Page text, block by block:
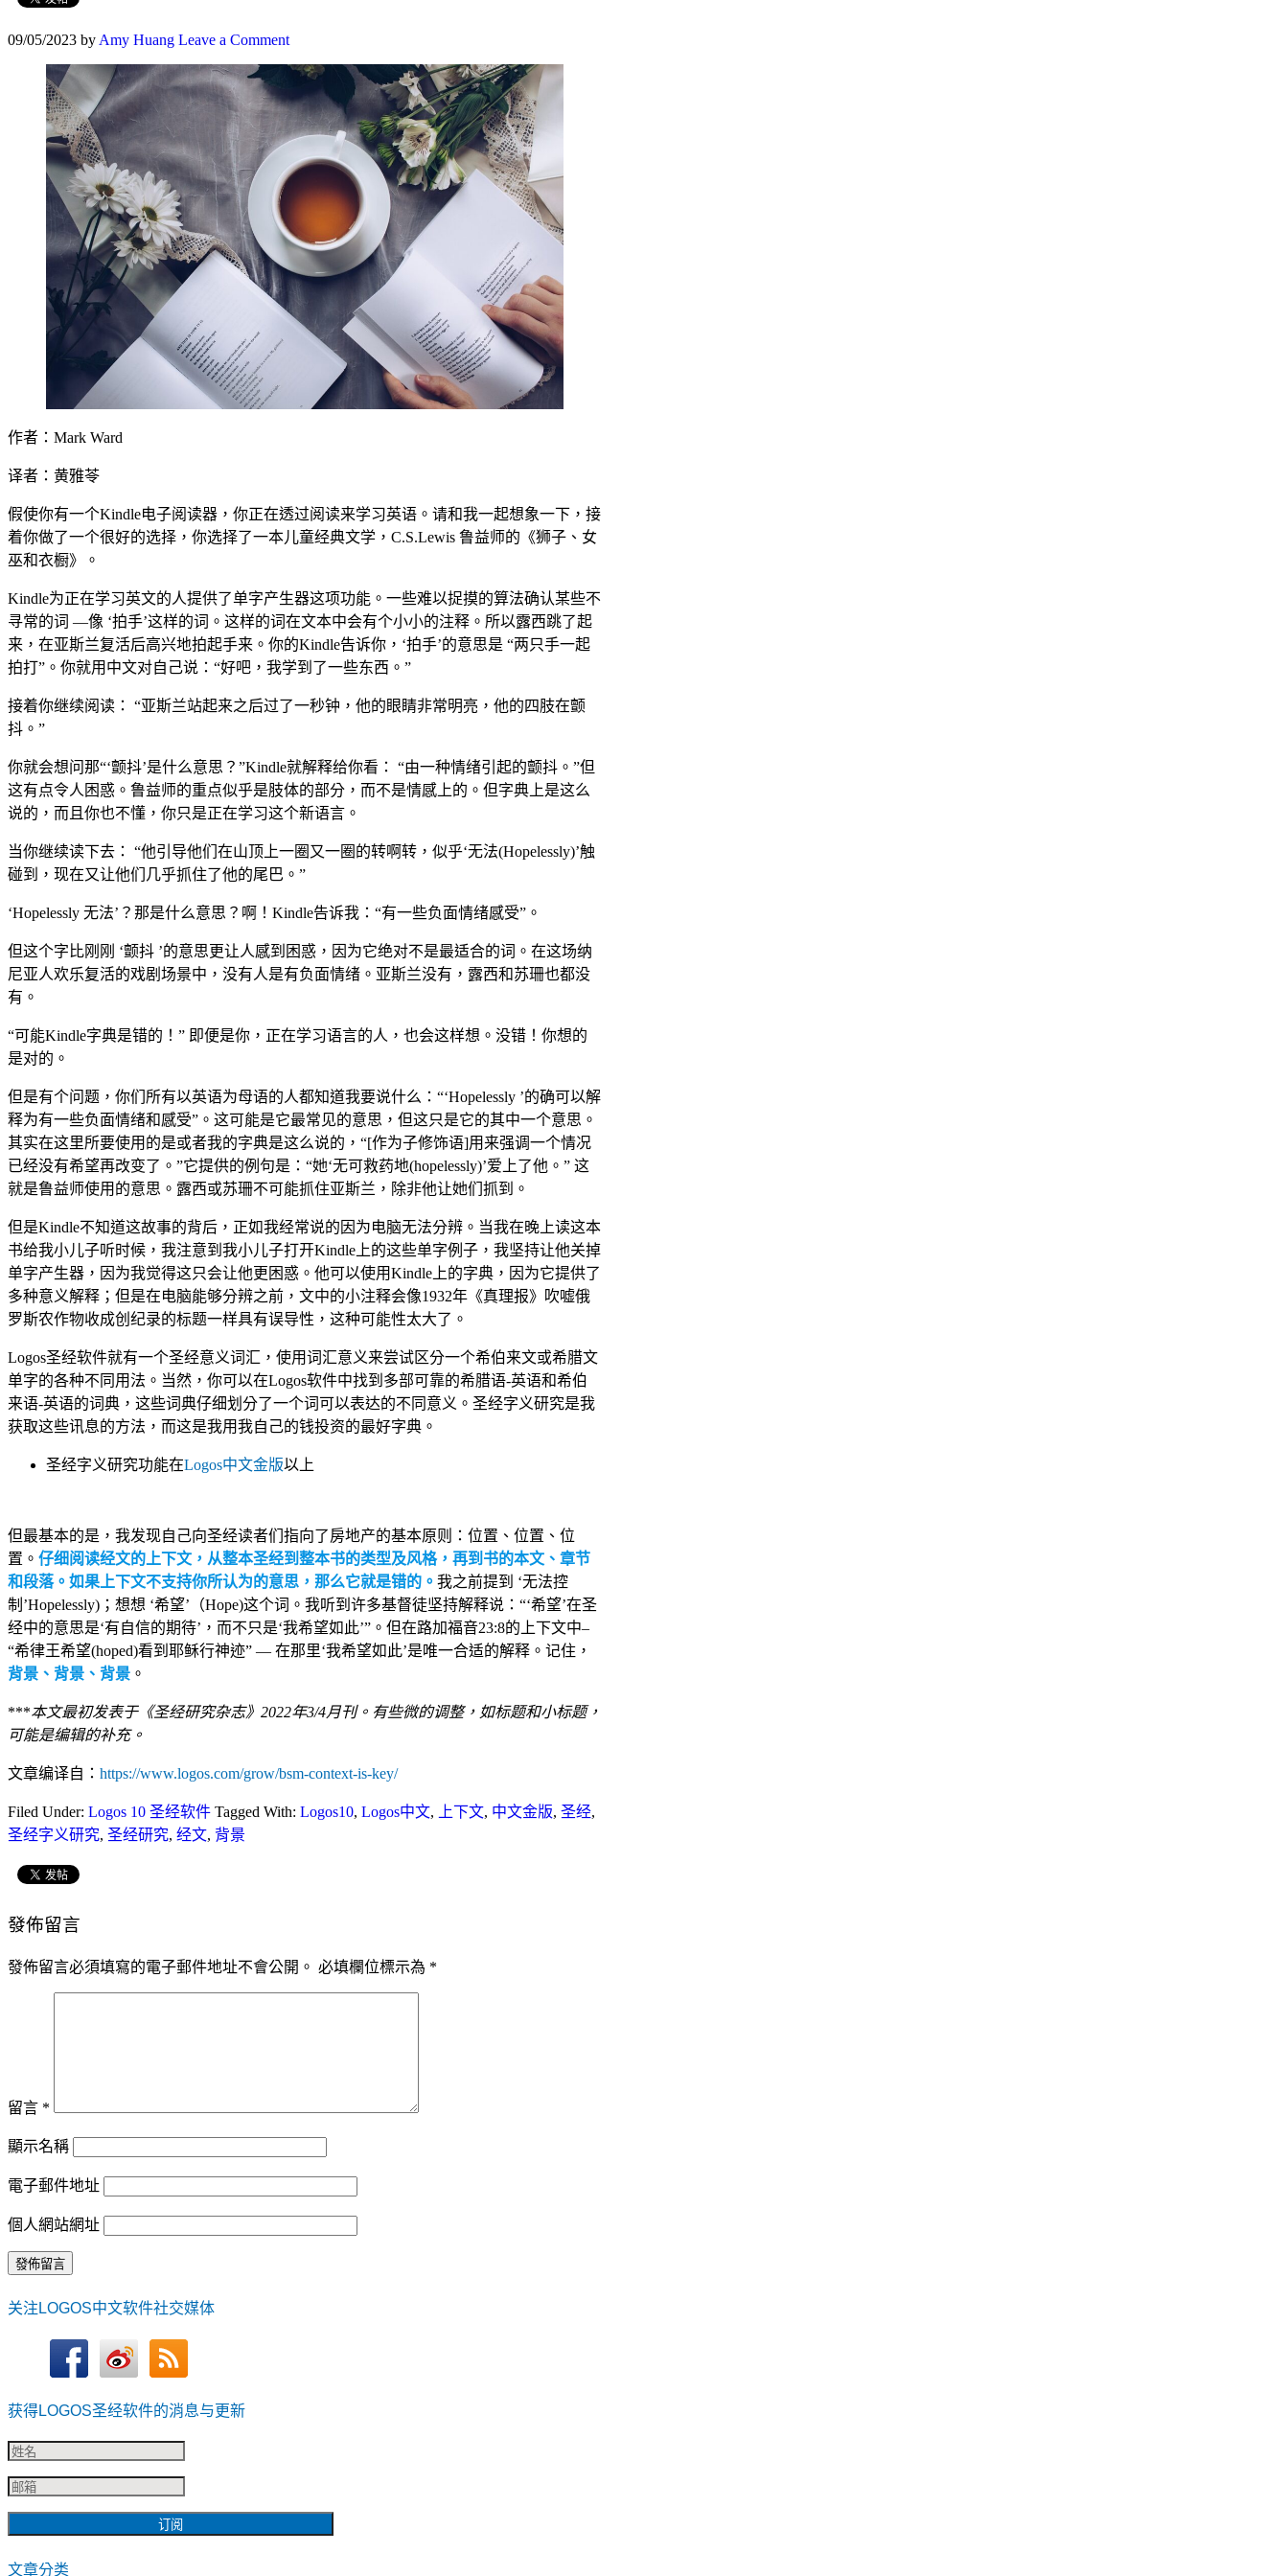
09/05/2023 by Amy Huang Leave a Comment
作者：Mark Ward
译者：黄雅苓
假使你有一个Kindle电子阅读器，你正在透过阅读来学习英语。请和我一起想象一下，接
着你做了一个很好的选择，你选择了一本儿童经典文学，C.S.Lewis 鲁益师的《狮子、女
巫和衣橱》。
Kindle为正在学习英文的人提供了单字产生器这项功能。一些难以捉摸的算法确认某些不
寻常的词 —像 ‘拍手’这样的词。这样的词在文本中会有个小小的注释。所以露西跳了起
来，在亚斯兰复活后高兴地拍起手来。你的Kindle告诉你，‘拍手’的意思是 “两只手一起
拍打”。你就用中文对自己说：“好吧，我学到了一些东西。”
接着你继续阅读： “亚斯兰站起来之后过了一秒钟，他的眼睛非常明亮，他的四肢在颤
抖。”
你就会想问那“‘颤抖’是什么意思？”Kindle就解释给你看： “由一种情绪引起的颤抖。”但
这有点令人困惑。鲁益师的重点似乎是肢体的部分，而不是情感上的。但字典上是这么
说的，而且你也不懂，你只是正在学习这个新语言。
当你继续读下去： “他引导他们在山顶上一圈又一圈的转啊转，似乎‘无法(Hopelessly)’触
碰到，现在又让他们几乎抓住了他的尾巴。”
‘Hopelessly 无法’？那是什么意思？啊！Kindle告诉我：“有一些负面情绪感受”。
但这个字比刚刚 ‘颤抖 ’的意思更让人感到困惑，因为它绝对不是最适合的词。在这场纳
尼亚人欢乐复活的戏剧场景中，没有人是有负面情绪。亚斯兰没有，露西和苏珊也都没
有。
“可能Kindle字典是错的！” 即便是你，正在学习语言的人，也会这样想。没错！你想的
是对的。
但是有个问题，你们所有以英语为母语的人都知道我要说什么：“‘Hopelessly ’的确可以解
释为有一些负面情绪和感受”。这可能是它最常见的意思，但这只是它的其中一个意思。
其实在这里所要使用的是或者我的字典是这么说的，“[作为子修饰语]用来强调一个情况
已经没有希望再改变了。”它提供的例句是：“她‘无可救药地(hopelessly)’爱上了他。” 这
就是鲁益师使用的意思。露西或苏珊不可能抓住亚斯兰，除非他让她们抓到。
但是Kindle不知道这故事的背后，正如我经常说的因为电脑无法分辨。当我在晚上读这本
书给我小儿子听时候，我注意到我小儿子打开Kindle上的这些单字例子，我坚持让他关掉
单字产生器，因为我觉得这只会让他更困惑。他可以使用Kindle上的字典，因为它提供了
多种意义解释；但是在电脑能够分辨之前，文中的小注释会像1932年《真理报》吹嘘俄
罗斯农作物收成创纪录的标题一样具有误导性，这种可能性太大了。
Logos圣经软件就有一个圣经意义词汇，使用词汇意义来尝试区分一个希伯来文或希腊文
单字的各种不同用法。当然，你可以在Logos软件中找到多部可靠的希腊语-英语和希伯
来语-英语的词典，这些词典仔细划分了一个词可以表达的不同意义。圣经字义研究是我
获取这些讯息的方法，而这是我用我自己的钱投资的最好字典。
圣经字义研究功能在Logos中文金版以上
但最基本的是，我发现自己向圣经读者们指向了房地产的基本原则：位置、位置、位
置。 仔细阅读经文的上下文，从整本圣经到整本书的类型及风格，再到书的本文、章节
和段落。如果上下文不支持你所认为的意思，那么它就是错的。 我之前提到 ‘无法控
制’Hopelessly)；想想 ‘希望’（Hope)这个词。我听到许多基督徒坚持解释说：“‘希望’在圣
经中的意思是‘有自信的期待’，而不只是‘我希望如此’”。但在路加福音23:8的上下文中–
“希律王希望(hoped)看到耶稣行神迹” — 在那里‘我希望如此’是唯一合适的解释。记住，
背景、背景、背景 。
***本文最初发表于《圣经研究杂志》2022年3/4月刊。有些微的调整，如标题和小标题，
可能是编辑的补充。
文章编译自： https://www.logos.com/grow/bsm-context-is-key/
Filed Under: Logos 10 圣经软件 Tagged With: Logos10, Logos中文, 上下文, 中文金版, 圣经,
圣经字义研究, 圣经研究, 经文, 背景
發佈留言
發佈留言必須填寫的電子郵件地址不會公開。 必填欄位標示為 *
留言 *
顯示名稱
電子郵件地址
個人網站網址
关注LOGOS中文软件社交媒体
获得LOGOS圣经软件的消息与更新
文章分类